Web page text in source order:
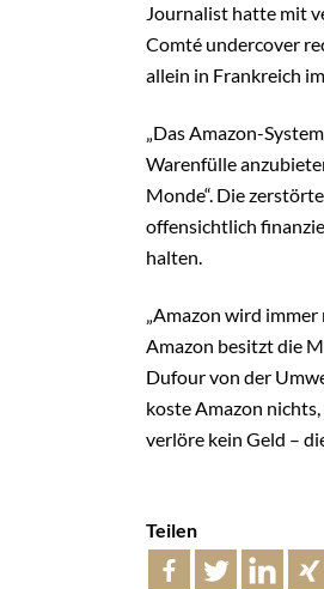
Journalist hatte mit
Comté undercover
allein in Frankreich
„Das Amazon-
Warenfülle
Monde“. Die
offensichtlich
halten.
„Amazon wird
Amazon besitzt die
Dufour von der
koste Amazon
verlöre kein Geld –
Teilen